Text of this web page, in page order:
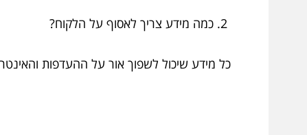
כמה מידע צריך לאסוף על הלקוח?
כל מידע שיכול לשפוך אור על ההעדפות